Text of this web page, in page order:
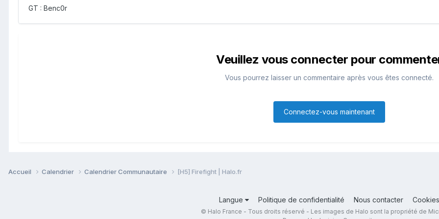
GT : Benc0r
Veuillez vous connecter pour
Vous pourrez laisser un commentaire après vous êtes connecté.
Connectez-vous maintenant
Accueil Calendrier Calendrier Communautaire [H5] Firefight | Halo.fr
Langue Politique de confidentialité Nous contacter Cookies
© Halo France - Tous droits réservé - Les images de Halo sont la propriété de